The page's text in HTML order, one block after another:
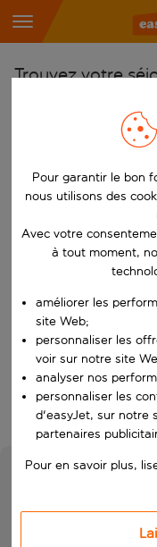
Trouvez votre
Commencez à taper
Choisissez
Commencez à taper
Choisissez votre
Vers
Choisissez vos
Quand
Qui
Pour garantir le bon
nous utilisons des
Avec votre
à tout moment,
améliorer les
site Web;
personnaliser les
voir sur notre site
analyser nos
personnaliser les
d'easyJet, sur notre
partenaires
Pour en savoir plus,